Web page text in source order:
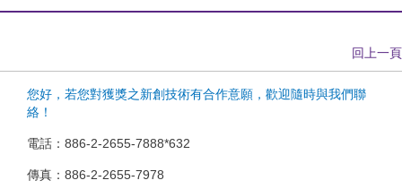
回上一頁
您好，若您對獲獎之新創技術有合作意願，歡迎隨時與我們聯
絡！
電話：886-2-2655-7888*632
傳真：886-2-2655-7978